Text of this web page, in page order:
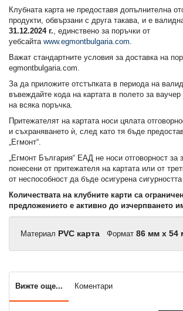
Клубната карта не предоставя допълнителна
продукти, обвързани с друга такава, и е
31.12.2024 г., единствено за поръчки от
уебсайта www.egmontbulgaria.com.
Важат стандартните условия за доставка на
egmontbulgaria.com.
За да приложите отстъпката в периода на
въвеждайте кода на картата в полето за
на всяка поръчка.
Притежателят на картата носи цялата
и съхраняването ѝ, след като тя бъде
„Егмонт“.
„Егмонт България“ ЕАД не носи отговорност за
понесени от притежателя на картата или от
от неспособност да бъде осигурена
Количествата на клубните карти са
предложението е активно до изчерпването
Материал PVC карта Формат 86 мм x 54
Вижте още... Коментари